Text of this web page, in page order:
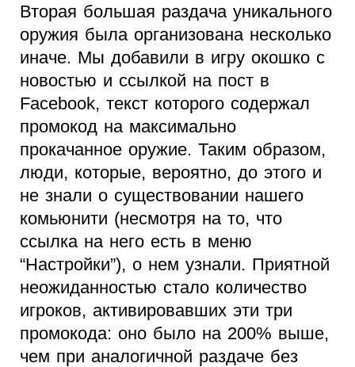
Вторая большая раздача уникального
оружия была организована несколько
иначе. Мы добавили в игру окошко с
новостью и ссылкой на пост в
Facebook, текст которого содержал
промокод на максимально
прокачанное оружие. Таким образом,
люди, которые, вероятно, до этого и
не знали о существовании нашего
комьюнити (несмотря на то, что
ссылка на него есть в меню
“Настройки”), о нем узнали. Приятной
неожиданностью стало количество
игроков, активировавших эти три
промокода: оно было на 200% выше,
чем при аналогичной раздаче без